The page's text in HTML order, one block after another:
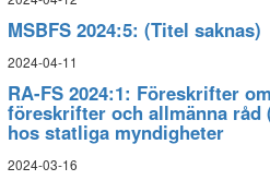
MSBFS 2024:5: (Titel saknas)
2024-04-11
RA-FS 2024:1: Föreskrifter
föreskrifter och allmänna råd
hos statliga myndigheter
2024-03-16